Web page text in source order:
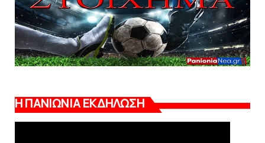
Η ΠΑΝΙΩΝΙΑ ΕΚΔΗΛΩΣΗ